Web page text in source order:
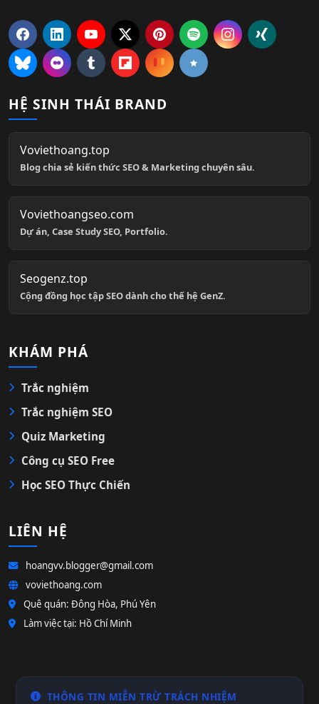
HỆ SINH THÁI BRAND
Voviethoang.top
Blog chia sẻ kiến thức SEO & Marketing chuyên sâu.
Voviethoangseo.com
Dự án, Case Study SEO, Portfolio.
Seogenz.top
Cộng đồng học tập SEO dành cho thế hệ GenZ.
KHÁM PHÁ
Trắc nghiệm
Trắc nghiệm SEO
Quiz Marketing
Công cụ SEO Free
Học SEO Thực Chiến
LIÊN HỆ
hoangvv.blogger@gmail.com
voviethoang.com
Quê quán: Đông Hòa, Phú Yên
Làm việc tại: Hồ Chí Minh
THÔNG TIN MIỄN TRỪ TRÁCH NHIỆM